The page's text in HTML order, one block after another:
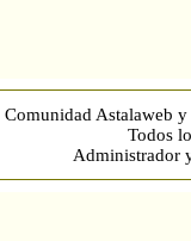
Comunidad Astalaweb
Todos
Administrador